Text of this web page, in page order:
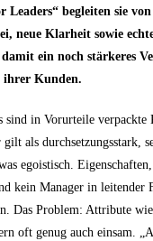
Leaders“ begleiten sie
neue Klarheit sowie
ein noch stärkeres
Kunden.
sind in Vorurteile
als durchsetzungsstark,
egoistisch.
kein Manager in leitender
Das Problem: Attribute
oft genug auch einsam.